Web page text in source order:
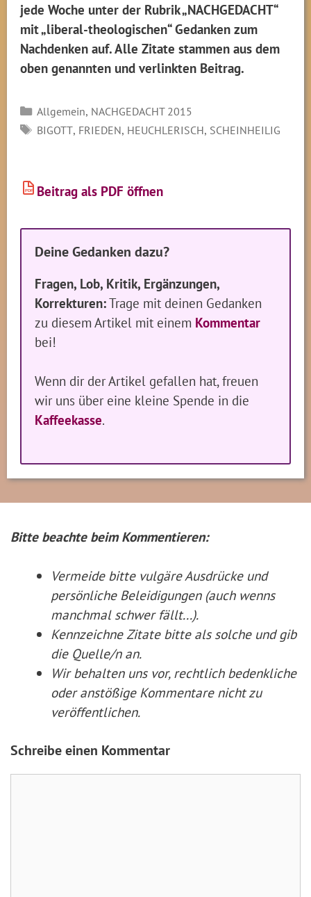
jede Woche unter der Rubrik „NACHGEDACHT“
mit „liberal-theologischen“ Gedanken zum
Nachdenken auf. Alle Zitate stammen aus dem
oben genannten und verlinkten Beitrag.
Kategorien
Allgemein, NACHGEDACHT 2015
SCHLAGWÖRTER
BIGOTT, FRIEDEN, HEUCHLERISCH, SCHEINHEILIG
PDF Beitrag als PDF öffnen
Deine Gedanken dazu?
Fragen, Lob, Kritik, Ergänzungen,
Korrekturen:Trage mit deinen Gedanken
zu diesem Artikel mit einem Kommentar
bei!
Wenn dir der Artikel gefallen hat, freuen
wir uns über eine kleine Spende in die
Kaffeekasse.
Bitte beachte beim Kommentieren:
Vermeide bitte vulgäre Ausdrücke und
persönliche Beleidigungen (auch wenns
manchmal schwer fällt...).
Kennzeichne Zitate bitte als solche und gib
die Quelle/n an.
Wir behalten uns vor, rechtlich bedenkliche
oder anstößige Kommentare nicht zu
veröffentlichen.
Schreibe einen Kommentar